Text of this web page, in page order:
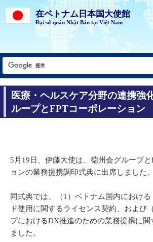
在ベトナム日本国大使館
Đại sứ quán Nhật Bản tại Việt Nam
医療・ヘルスケア分野の連携強
ループとFPTコーポレーション
5月19日、伊藤大使は、徳州会グループと
ョンの業務提携調印式典に出席しました。
同式典では、（1）ベトナム国内におけ
ド使用に関するライセンス契約、および
プにおけるDX推進のための業務提携に
ました。